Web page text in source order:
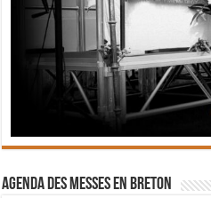
Agenda des messes en breton